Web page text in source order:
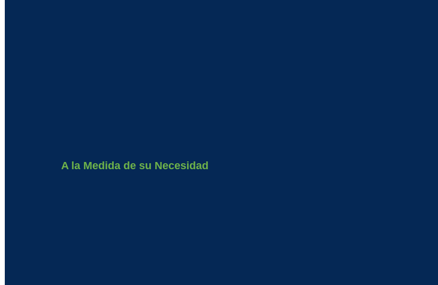
A la Medida de su Necesidad